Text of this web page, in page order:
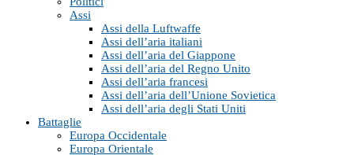
Assi
Assi della Luftwaffe
Assi dell’aria italiani
Assi dell’aria del Giappone
Assi dell’aria del Regno Unito
Assi dell’aria francesi
Assi dell’aria dell’Unione Sovietica
Assi dell’aria degli Stati Uniti
Battaglie
Europa Occidentale
Europa Orientale